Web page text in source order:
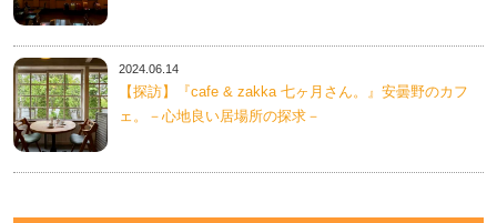
2024.06.14
【探訪】『cafe & zakka 七ヶ月さん。』安曇野のカフ
ェ。－心地良い居場所の探求－